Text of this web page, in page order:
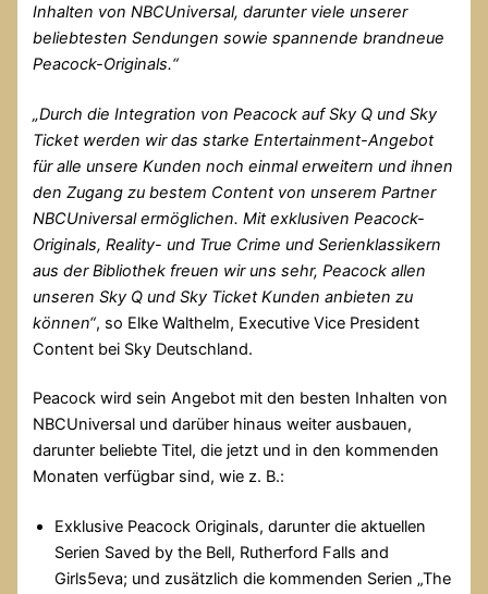
Inhalten von NBCUniversal, darunter viele unserer
beliebtesten Sendungen sowie spannende brandneue
Peacock-Originals.“
„Durch die Integration von Peacock auf Sky Q und Sky
Ticket werden wir das starke Entertainment-Angebot
für alle unsere Kunden noch einmal erweitern und ihnen
den Zugang zu bestem Content von unserem Partner
NBCUniversal ermöglichen. Mit exklusiven Peacock-
Originals, Reality- und True Crime und Serienklassikern
aus der Bibliothek freuen wir uns sehr, Peacock allen
unseren Sky Q und Sky Ticket Kunden anbieten zu
können“, so Elke Walthelm, Executive Vice President
Content bei Sky Deutschland.
Peacock wird sein Angebot mit den besten Inhalten von
NBCUniversal und darüber hinaus weiter ausbauen,
darunter beliebte Titel, die jetzt und in den kommenden
Monaten verfügbar sind, wie z. B.:
Exklusive Peacock Originals, darunter die aktuellen
Serien Saved by the Bell, Rutherford Falls and
Girls5eva; und zusätzlich die kommenden Serien „The